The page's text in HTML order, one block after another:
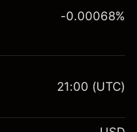
$1,000.00
-0.02154
-0.00068%
21:00 (UTC)